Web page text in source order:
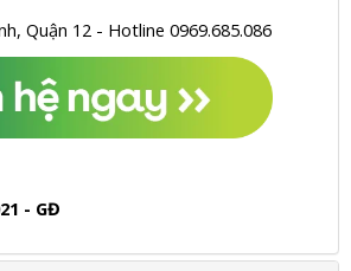
Quận 12 - Hotline 0969.685.086
- GĐ